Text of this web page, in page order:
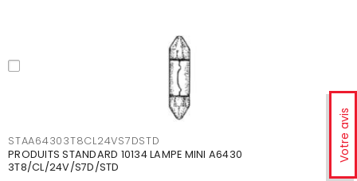
Votre avis
STAA64303T8CL24VS7DSTD
PRODUITS STANDARD 10134 LAMPE MINI A6430
3T8/CL/24V/S7D/STD